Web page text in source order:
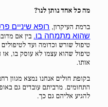
מה כל אחד נותן לנו?
ברמת העיקרון, רופא שיניים
שהוא מתמחה בו. בין אם
טיפול שורש וכדומה ועד
טיפול שהוא עצמו לא עוסק בו, אז
אותו.
בקופת חולים אנחנו נמצא מגוון
התחומים. מרביתם עובדים גם
להגיע אליהם גם כך.